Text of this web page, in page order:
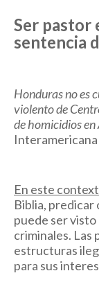
Ser pastor
sentencia
Honduras no es
violento de
de homicidios
En este
Biblia, predicar
puede ser visto
criminales. Las
estructuras
para sus